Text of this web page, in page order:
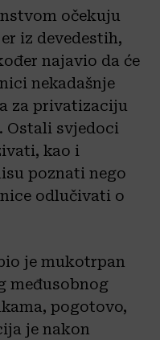
očekuju
iz devedestih,
najavio da će
nekadašnje
za privatizaciju
Ostali svjedoci
kao i
poznati nego
odlučivati o
je mukotrpan
međusobnog
pogotovo,
je nakon